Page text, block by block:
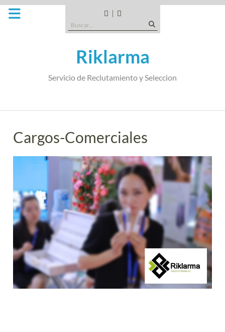
Saltar
CANDIDATOS
TIPO
EMPRESA
SOMOS
Buscar:
Riklarma
Servicio de Reclutamiento y Seleccion
Cargos-Comerciales